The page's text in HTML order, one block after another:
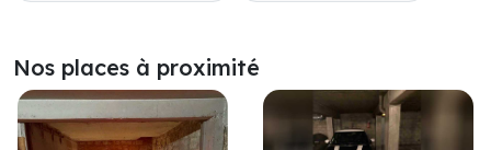
Nos places à proximité